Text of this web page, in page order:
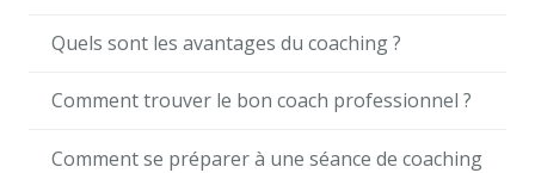
Quels sont les avantages du coaching ?
Comment trouver le bon coach professionnel ?
Comment se préparer à une séance de coaching